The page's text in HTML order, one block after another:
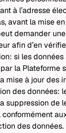
à l’adresse
avant la mise
demander
afin d’en
si les
la Plateforme
mise à jour des
des données:
suppression de
des données.